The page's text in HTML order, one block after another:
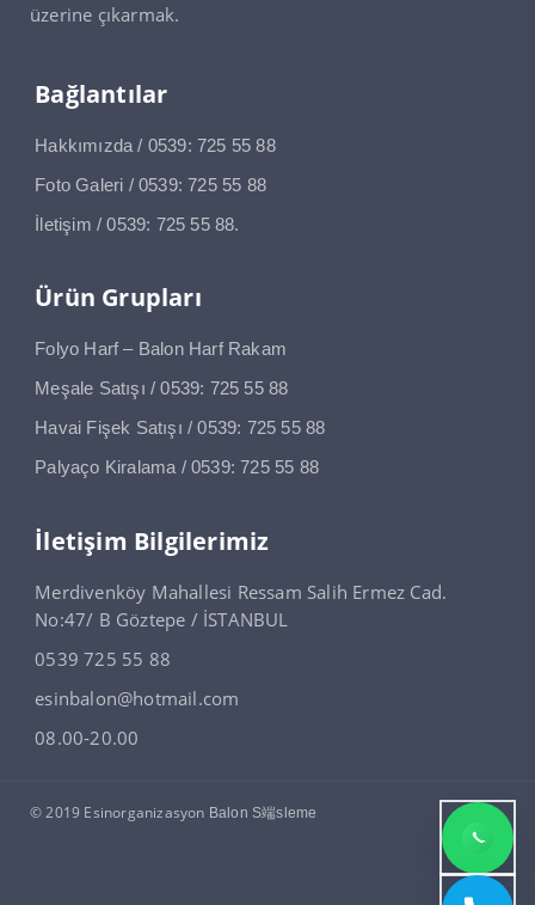
üzerine çıkarmak.
Bağlantılar
Hakkımızda / 0539: 725 55 88
Foto Galeri / 0539: 725 55 88
İletişim / 0539: 725 55 88.
Ürün Grupları
Folyo Harf – Balon Harf Rakam
Meşale Satışı / 0539: 725 55 88
Havai Fişek Satışı / 0539: 725 55 88
Palyaço Kiralama / 0539: 725 55 88
İletişim Bilgilerimiz
Merdivenköy Mahallesi Ressam Salih Ermez Cad.
No:47/ B Göztepe / İSTANBUL
0539 725 55 88
esinbalon@hotmail.com
08.00-20.00
© 2019 Esinorganizasyon Balon S端sleme